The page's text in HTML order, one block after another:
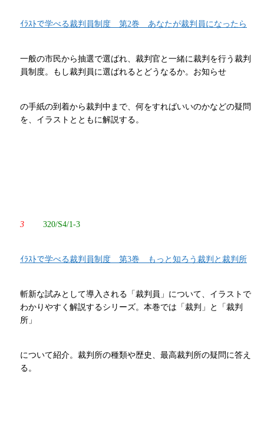
ｲﾗｽﾄで学べる裁判員制度 第2巻 あなたが裁判員になったら
一般の市民から抽選で選ばれ、裁判官と一緒に裁判を行う裁判
員制度。もし裁判員に選ばれるとどうなるか。お知らせ
の手紙の到着から裁判中まで、何をすればいいのかなどの疑問
を、イラストとともに解説する。
3 320/S4/1-3
ｲﾗｽﾄで学べる裁判員制度 第3巻 もっと知ろう裁判と裁判所
斬新な試みとして導入される「裁判員」について、イラストで
わかりやすく解説するシリーズ。本巻では「裁判」と「裁判
所」
について紹介。裁判所の種類や歴史、最高裁判所の疑問に答え
る。